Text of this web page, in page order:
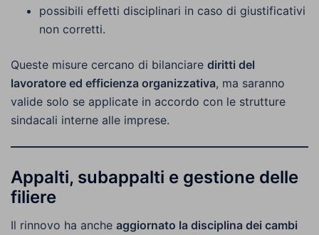
possibili effetti disciplinari in caso di giustificativi
non corretti.
Queste misure cercano di bilanciare diritti del
lavoratore ed efficienza organizzativa, ma saranno
valide solo se applicate in accordo con le strutture
sindacali interne alle imprese.
Appalti, subappalti e gestione delle
filiere
Il rinnovo ha anche aggiornato la disciplina dei cambi